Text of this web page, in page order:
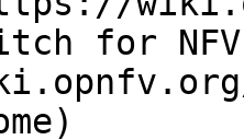
for